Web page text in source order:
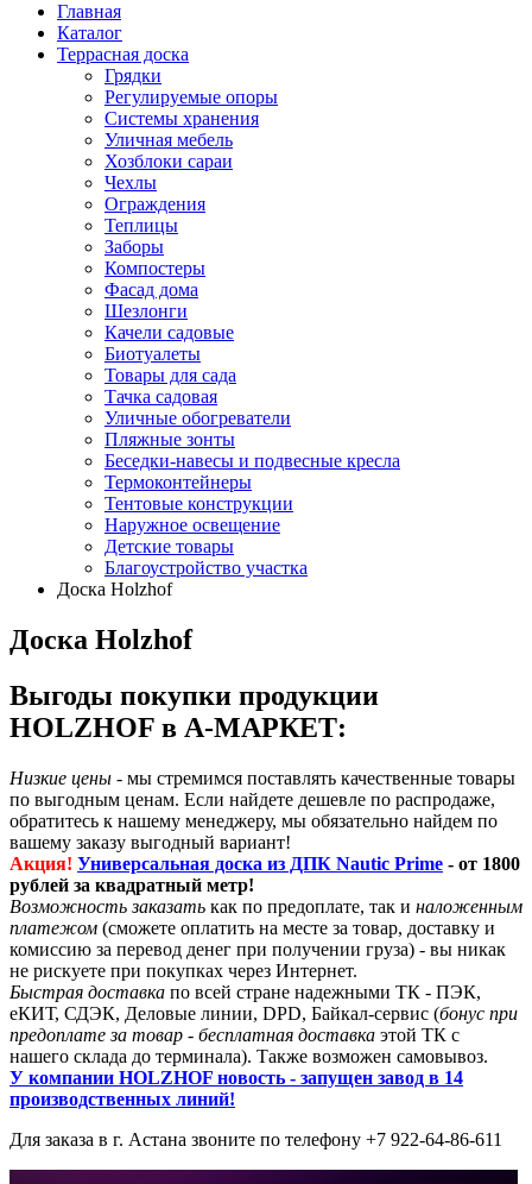
Главная
Каталог
Террасная доска
Грядки
Регулируемые опоры
Системы хранения
Уличная мебель
Хозблоки сараи
Чехлы
Ограждения
Теплицы
Заборы
Компостеры
Фасад дома
Шезлонги
Качели садовые
Биотуалеты
Товары для сада
Тачка садовая
Уличные обогреватели
Пляжные зонты
Беседки-навесы и подвесные кресла
Термоконтейнеры
Тентовые конструкции
Наружное освещение
Детские товары
Благоустройство участка
Доска Holzhof
Доска Holzhof
Выгоды покупки продукции
HOLZHOF в А-МАРКЕТ:
Низкие цены - мы стремимся поставлять качественные товары
по выгодным ценам. Если найдете дешевле по распродаже,
обратитесь к нашему менеджеру, мы обязательно найдем по
вашему заказу выгодный вариант!
Акция! Универсальная доска из ДПК Nautic Prime - от 1800
рублей за квадратный метр!
Возможность заказать как по предоплате, так и наложенным
платежом (сможете оплатить на месте за товар, доставку и
комиссию за перевод денег при получении груза) - вы никак
не рискуете при покупках через Интернет.
Быстрая доставка по всей стране надежными ТК - ПЭК,
еКИТ, СДЭК, Деловые линии, DPD, Байкал-сервис (бонус при
предоплате за товар - бесплатная доставка этой ТК с
нашего склада до терминала). Также возможен самовывоз.
У компании HOLZHOF новость - запущен завод в 14
производственных линий!
Для заказа в г. Астана звоните по телефону +7 922-64-86-611